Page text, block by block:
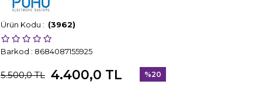
(3962)
Barkod : 8684087155925
5.500,0 TL 4.400,0 TL %20